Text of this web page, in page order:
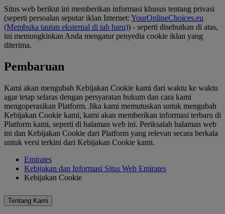
Situs web berikut ini memberikan informasi khusus tentang privasi
(seperti persoalan seputar iklan Internet: YourOnlineChoices.eu
(Membuka tautan eksternal di tab baru)) - seperti disebutkan di atas,
ini memungkinkan Anda mengatur penyedia cookie iklan yang
diterima.
Pembaruan
Kami akan mengubah Kebijakan Cookie kami dari waktu ke waktu
agar tetap selaras dengan persyaratan hukum dan cara kami
mengoperasikan Platform. Jika kami memutuskan untuk mengubah
Kebijakan Cookie kami, kami akan memberikan informasi terbaru di
Platform kami, seperti di halaman web ini. Periksalah halaman web
ini dan Kebijakan Cookie dari Platform yang relevan secara berkala
untuk versi terkini dari Kebijakan Cookie kami.
Emirates
Kebijakan dan Informasi Situs Web Emirates
Kebijakan Cookie
Tentang Kami